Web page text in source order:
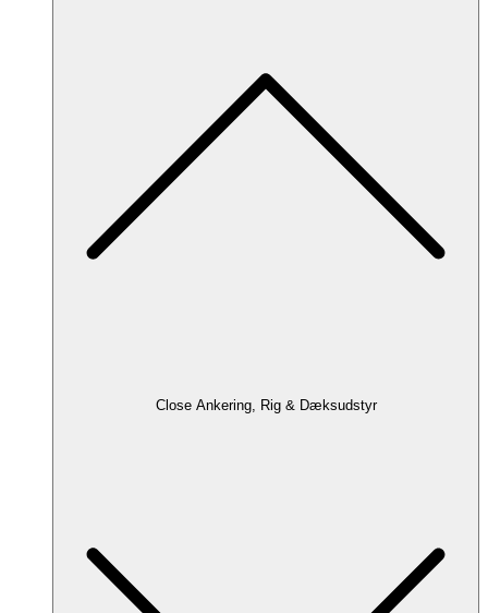
Close Ankering, Rig & Dæksudstyr